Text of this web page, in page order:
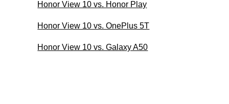
Honor View 10 vs. Honor Play
Honor View 10 vs. OnePlus 5T
Honor View 10 vs. Galaxy A50